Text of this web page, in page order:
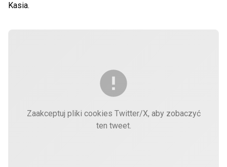
Kasia.
Zaakceptuj pliki cookies Twitter/X, aby zobaczyć
ten tweet.